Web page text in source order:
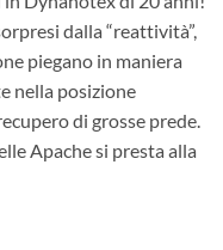
dalla “reattività”,
piegano in maniera
nella posizione
di grosse prede.
Apache si presta alla